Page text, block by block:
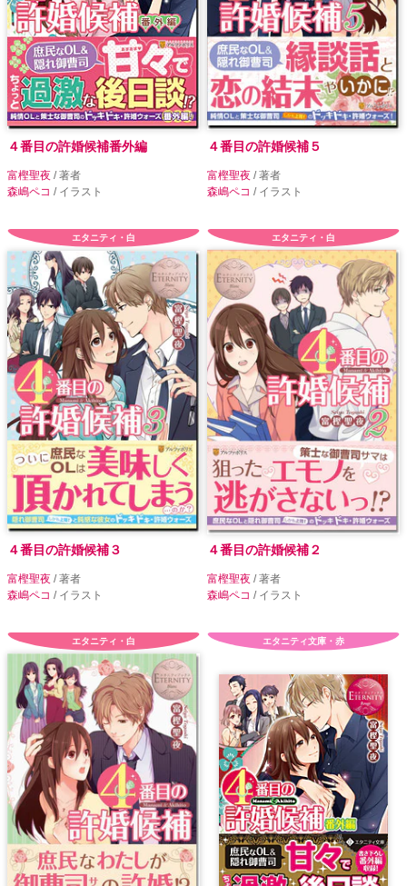
４番目の許婚候補番外編
富樫聖夜 / 著者
森嶋ペコ / イラスト
４番目の許婚候補５
富樫聖夜 / 著者
森嶋ペコ / イラスト
エタニティ・白
４番目の許婚候補３
富樫聖夜 / 著者
森嶋ペコ / イラスト
エタニティ・白
４番目の許婚候補２
富樫聖夜 / 著者
森嶋ペコ / イラスト
エタニティ・白 エタニティ文庫・赤